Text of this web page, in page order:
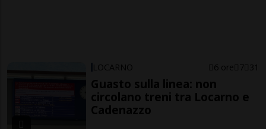
LOCARNO 6 ore 7 31
Guasto sulla linea: non
circolano treni tra Locarno e
Cadenazzo